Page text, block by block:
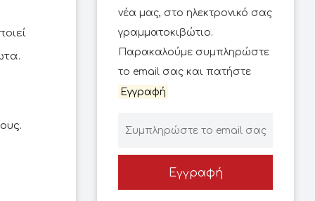
νέα μας, στο ηλεκτρονικό σας
γραμματοκιβώτιο.
Παρακαλούμε συμπληρώστε
το email σας και πατήστε
Εγγραφή
Εγγραφή